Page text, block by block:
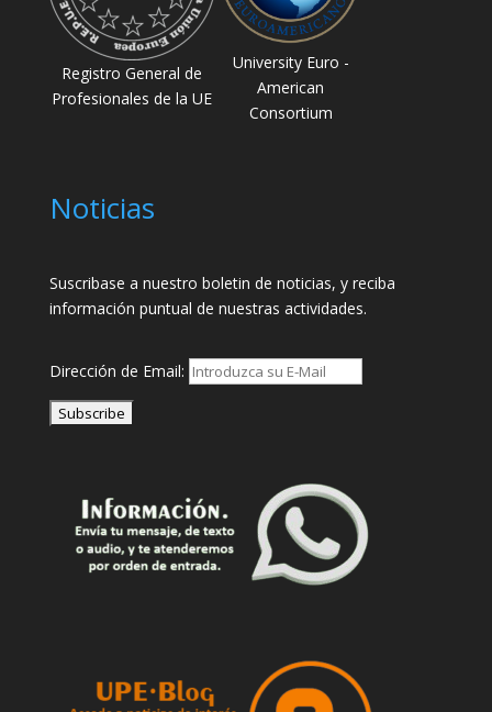
Registro General de
Profesionales de la UE
University Euro -
American
Consortium
Noticias
Suscribase a nuestro boletin de noticias, y reciba
información puntual de nuestras actividades.
Dirección de Email: